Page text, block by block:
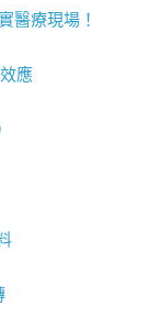
醫療現場！
應